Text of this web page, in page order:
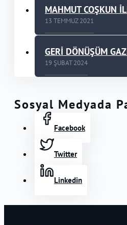
MAHMUT COŞKUN
13 TEMMUZ 2021
GERİ DÖNÜŞÜM
19 ŞUBAT 2024
Sosyal Medyada
Facebook
Twitter
Linkedin